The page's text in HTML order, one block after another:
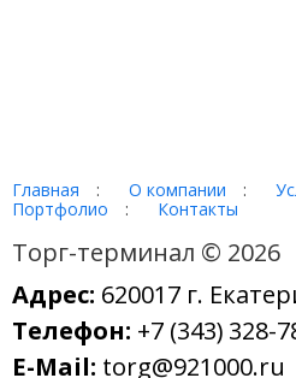
Портфолио
Контакты
Торг-терминал © 2026
Адрес: 620017 г.
Телефон: +7 (343) 328-
E-Mail: torg@921000.ru